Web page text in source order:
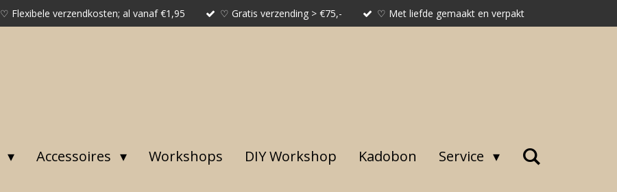
♡ Flexibele verzendkosten; al vanaf €1,95 ♡ Gratis verzending > €75,- ♡ Met liefde gemaakt en verpakt
Accessoires Workshops DIY Workshop Kadobon Service